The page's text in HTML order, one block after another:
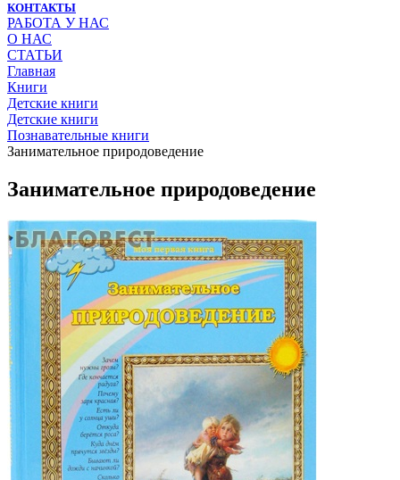
КОНТАКТЫ
РАБОТА У НАС
О НАС
СТАТЬИ
Главная
Книги
Детские книги
Детские книги
Познавательные книги
Занимательное природоведение
Занимательное природоведение